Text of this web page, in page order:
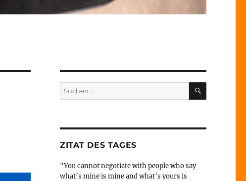
Suche
nach:
SUCHEN
ZITAT DES TAGES
"You cannot negotiate with people who say
what’s mine is mine and what’s yours is